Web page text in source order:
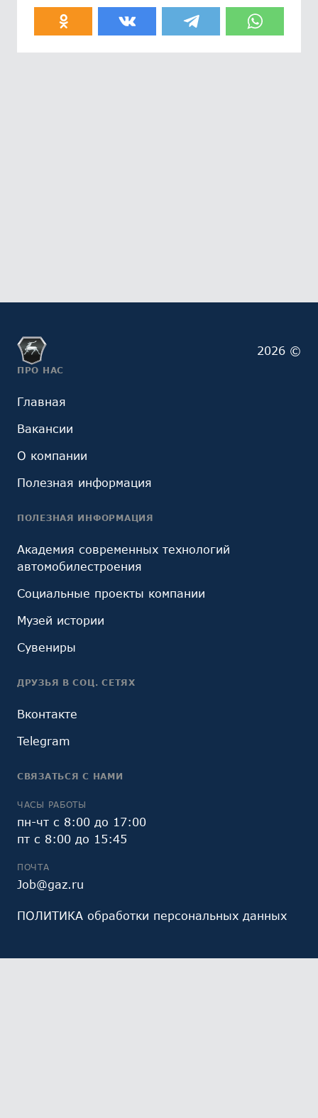
2026 ©
ПРО НАС
Главная
Вакансии
О компании
Полезная информация
ПОЛЕЗНАЯ ИНФОРМАЦИЯ
Академия современных технологий
автомобилестроения
Социальные проекты компании
Музей истории
Сувениры
ДРУЗЬЯ В СОЦ. СЕТЯХ
Вконтакте
Telegram
СВЯЗАТЬСЯ С НАМИ
ЧАСЫ РАБОТЫ
пн-чт с 8:00 до 17:00
пт с 8:00 до 15:45
ПОЧТА
Job@gaz.ru
ПОЛИТИКА обработки персональных данных